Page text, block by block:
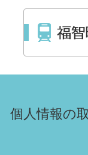
個人情報の